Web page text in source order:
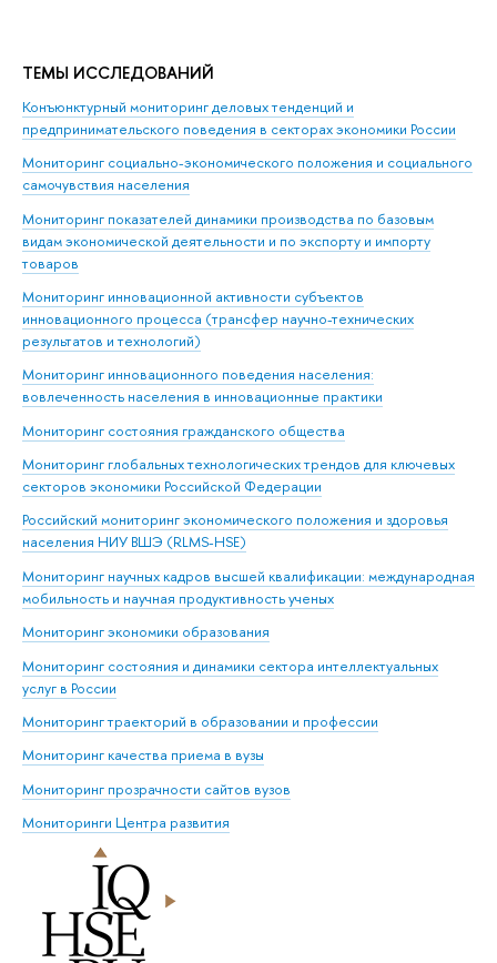
ТЕМЫ ИССЛЕДОВАНИЙ
Конъюнктурный мониторинг деловых тенденций и
предпринимательского поведения в секторах экономики России
Мониторинг социально-экономического положения и социального
самочувствия населения
Мониторинг показателей динамики производства по базовым
видам экономической деятельности и по экспорту и импорту
товаров
Мониторинг инновационной активности субъектов
инновационного процесса (трансфер научно-технических
результатов и технологий)
Мониторинг инновационного поведения населения:
вовлеченность населения в инновационные практики
Мониторинг состояния гражданского общества
Мониторинг глобальных технологических трендов для ключевых
секторов экономики Российской Федерации
Российский мониторинг экономического положения и здоровья
населения НИУ ВШЭ (RLMS-HSE)
Мониторинг научных кадров высшей квалификации: международная
мобильность и научная продуктивность ученых
Мониторинг экономики образования
Мониторинг состояния и динамики сектора интеллектуальных
услуг в России
Мониторинг траекторий в образовании и профессии
Мониторинг качества приема в вузы
Мониторинг прозрачности сайтов вузов
Мониторинги Центра развития